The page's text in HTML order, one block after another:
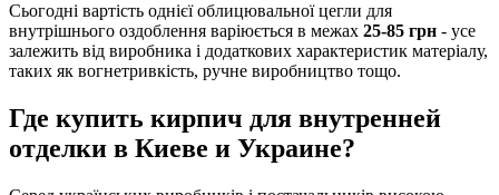
Сьогодні вартість однієї облицювальної цегли для
внутрішнього оздоблення варіюється в межах 25-85 грн - усе
залежить від виробника і додаткових характеристик матеріалу,
таких як вогнетривкість, ручне виробництво тощо.
Где купить кирпич для внутренней
отделки в Киеве и Украине?